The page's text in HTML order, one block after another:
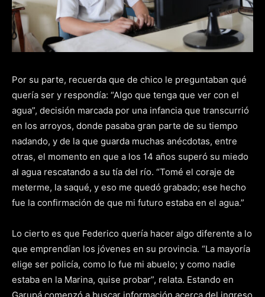
Por su parte, recuerda que de chico le preguntaban qué
quería ser y respondía: “Algo que tenga que ver con el
agua”, decisión marcada por una infancia que transcurrió
en los arroyos, donde pasaba gran parte de su tiempo
nadando, y de la que guarda muchas anécdotas, entre
otras, el momento en que a los 14 años superó su miedo
al agua rescatando a su tía del río. “Tomé el coraje de
meterme, la saqué, y eso me quedó grabado; ese hecho
fue la confirmación de que mi futuro estaba en el agua.”
Lo cierto es que Federico quería hacer algo diferente a lo
que emprendían los jóvenes en su provincia. “La mayoría
elige ser policía, como lo fue mi abuelo; y como nadie
estaba en la Marina, quise probar”, relata. Estando en